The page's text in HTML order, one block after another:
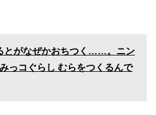
とがなぜかおちつく……。ニン
っコぐらし むらをつくるんで